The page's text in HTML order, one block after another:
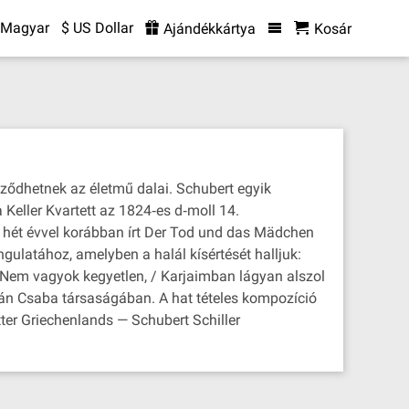
Magyar $ US Dollar Ajándékkártya Kosár
az életmű dalai. Schubert egyik
Kvartett az 1824‐es d‐moll 14.
évvel korábban írt Der Tod und das Mädchen
amelyben a halál kísértését halljuk:
vagyok kegyetlen, / Karjaimban lágyan alszol
Csaba társaságában. A hat tételes kompozíció
Griechenlands — Schubert Schiller